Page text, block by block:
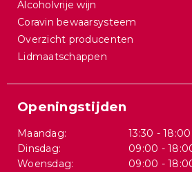
Alcoholvrije wijn
Coravin bewaarsysteem
Overzicht producenten
Lidmaatschappen
Openingstijden
Maandag:
13:30 -
Dinsdag:
09:00 -
Woensdag:
09:00 -